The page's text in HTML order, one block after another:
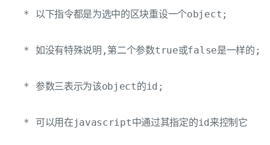
  * 以下指令都是为选中的区块重设一个object;
  * 如没有特殊说明,第二个参数true或false是一样的;
  * 参数三表示为该object的id;
  * 可以用在javascript中通过其指定的id来控制它